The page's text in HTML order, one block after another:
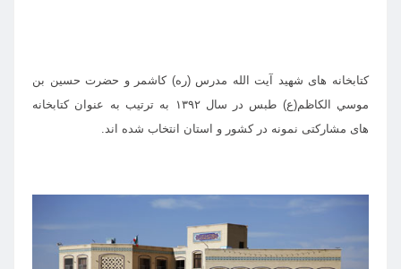
کتابخانه های شهيد آيت الله مدرس (ره)‌ كاشمر و حضرت حسين بن
موسي الكاظم(ع) طبس در سال ۱۳۹۲ به ترتیب به عنوان کتابخانه
های مشارکتی نمونه در کشور و استان انتخاب شده اند.